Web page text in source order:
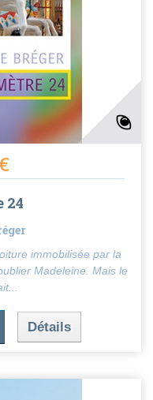
24
immobilisée par la
Madeleine. Mais le
Détails